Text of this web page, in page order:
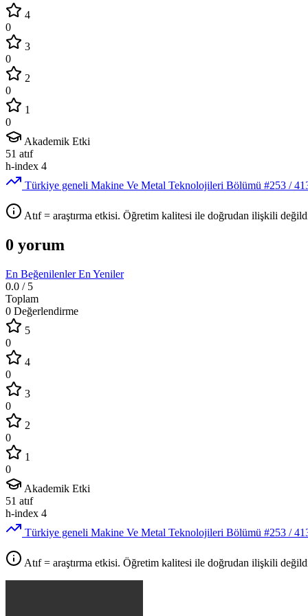
4
0
3
0
2
0
1
0
Akademik Etki
51 atıf
h-index 4
Türkiye geneli Makine Ve Metal Teknolojileri Bölümü #253 /
Atıf = araştırma etkisi. Öğretim kalitesi ile doğrudan ilişkili
0 yorum
En BeğenilenlerEn Yeniler
0.0 / 5
Toplam
0 Değerlendirme
5
0
4
0
3
0
2
0
1
0
Akademik Etki
51 atıf
h-index 4
Türkiye geneli Makine Ve Metal Teknolojileri Bölümü #253 /
Atıf = araştırma etkisi. Öğretim kalitesi ile doğrudan ilişkili